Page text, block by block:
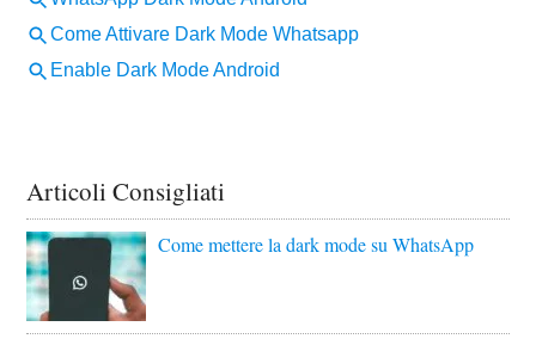
Articoli Consigliati
Come mettere la dark mode su WhatsApp